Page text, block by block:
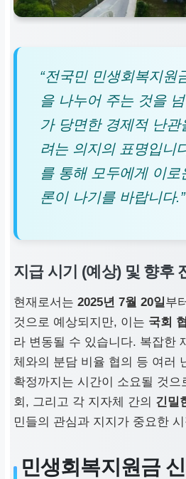
“전국민 민생회복지원
을 나누어 주는 것을
가 당면한 경제적 난관
려는 의지의 표명입니
를 통해 모두에게 이로
론이 나기를 바랍니다.”
지급 시기 (예상) 및 향후
현재로서는 2025년 7월 20일부
것으로 예상되지만, 이는 국회
라 변동될 수 있습니다. 복잡한
체와의 분담 비율 협의 등 여러
확정까지는 시간이 소요될 것
회, 그리고 각 지자체 간의 긴밀
민들의 관심과 지지가 중요한
민생회복지원금